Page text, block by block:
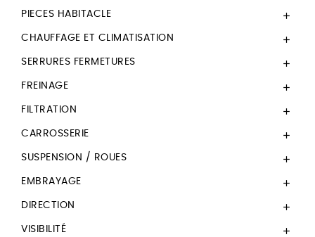
PIECES HABITACLE 
CHAUFFAGE ET CLIMATISATION 
SERRURES FERMETURES 
FREINAGE 
FILTRATION 
CARROSSERIE 
SUSPENSION / ROUES 
EMBRAYAGE 
DIRECTION 
VISIBILITÉ 